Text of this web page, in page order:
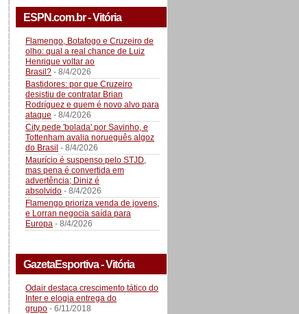
ESPN.com.br - Vitória
Flamengo, Botafogo e Cruzeiro de
olho: qual a real chance de Luiz
Henrique voltar ao
Brasil? - 8/4/2026
Bastidores: por que Cruzeiro
desistiu de contratar Brian
Rodríguez e quem é novo alvo para
ataque - 8/4/2026
City pede 'bolada' por Savinho, e
Tottenham avalia norueguês algoz
do Brasil - 8/4/2026
Maurício é suspenso pelo STJD,
mas pena é convertida em
advertência; Diniz é
absolvido - 8/4/2026
Flamengo prioriza venda de jovens,
e Lorran negocia saída para
Europa - 8/4/2026
GazetaEsportiva - Vitória
Odair destaca crescimento tático do
Inter e elogia entrega do
grupo - 6/11/2018